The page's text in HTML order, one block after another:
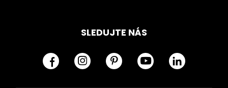
SLEDUJTE NÁS